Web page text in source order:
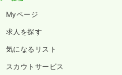
Myページ
求人を探す
気になるリスト
スカウトサービス